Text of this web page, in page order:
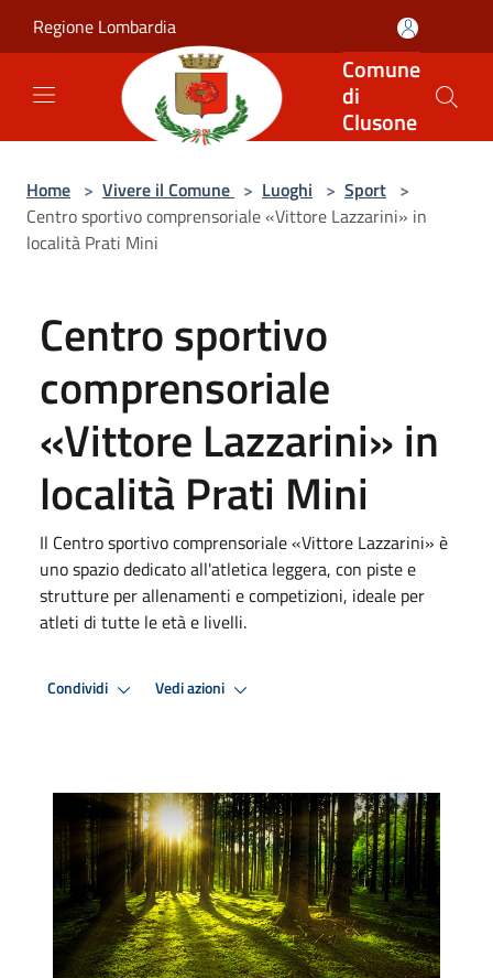
Regione Lombardia
Comune
di
Clusone
Home > Vivere il Comune > Luoghi > Sport >
Centro sportivo comprensoriale «Vittore Lazzarini» in
località Prati Mini
Centro sportivo
comprensoriale
«Vittore Lazzarini» in
località Prati Mini
Il Centro sportivo comprensoriale «Vittore Lazzarini» è
uno spazio dedicato all'atletica leggera, con piste e
strutture per allenamenti e competizioni, ideale per
atleti di tutte le età e livelli.
Condividi Vedi azioni